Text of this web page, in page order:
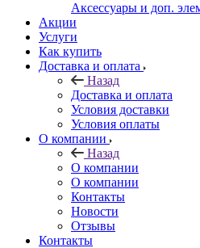
Аксессуары и доп.
Акции
Услуги
Как купить
Доставка и оплата
Назад
Доставка и оплата
Условия доставки
Условия оплаты
О компании
Назад
О компании
О компании
Контакты
Новости
Отзывы
Контакты